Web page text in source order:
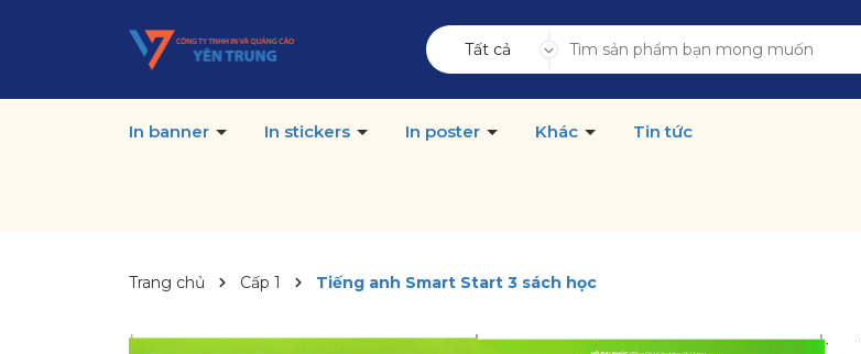
Tất cả
In banner In stickers In poster Khác Tin tức
Trang chủ Cấp 1 Tiếng anh Smart Start 3 sách học